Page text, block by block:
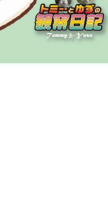
見シリーズ
適環境づくり
アライフ
ねこに優しいインテリ